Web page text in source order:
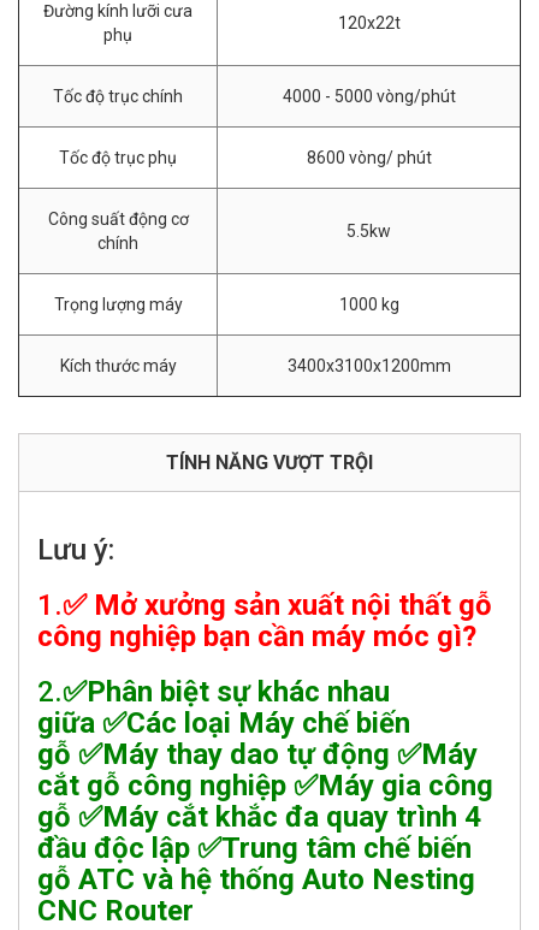
Đường kính lưỡi cưa
phụ
120x22t
Tốc độ trục chính 4000 - 5000 vòng/phút
Tốc độ trục phụ 8600 vòng/ phút
Công suất động cơ
chính
5.5kw
Trọng lượng máy 1000 kg
Kích thước máy 3400x3100x1200mm
TÍNH NĂNG VƯỢT TRỘI
Lưu ý:
1.✅ Mở xưởng sản xuất nội thất gỗ
công nghiệp bạn cần máy móc gì?
2.✅Phân biệt sự khác nhau
giữa ✅Các loại Máy chế biến
gỗ ✅Máy thay dao tự động ✅Máy
cắt gỗ công nghiệp ✅Máy gia công
gỗ ✅Máy cắt khắc đa quay trình 4
đầu độc lập ✅Trung tâm chế biến
gỗ ATC và hệ thống Auto Nesting
CNC Router